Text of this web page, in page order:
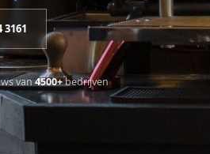
3161
van4500+bedrijven